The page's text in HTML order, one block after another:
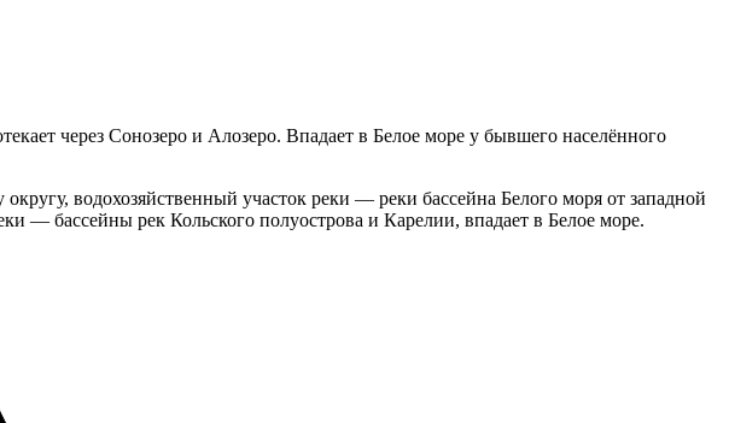
через Сонозеро и Алозеро. Впадает в Белое море у бывшего населённого
водохозяйственный участок реки — реки бассейна Белого моря от западной
— бассейны рек Кольского полуострова и Карелии, впадает в Белое море.